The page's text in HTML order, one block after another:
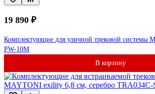
19 890 ₽
Комплектующие для уличной трековой системы
PW-10M
В корзину